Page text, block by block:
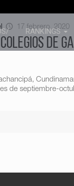
RANKINGS
17 febrero, 2020
de
de septiembre-